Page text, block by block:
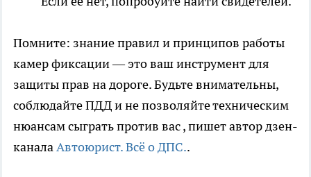
Помните: знание правил и принципов работы
камер фиксации — это ваш инструмент для
защиты прав на дороге. Будьте внимательны,
соблюдайте ПДД и не позволяйте техническим
нюансам сыграть против вас, пишет автор дзен-
каналаАвтоюрист. Всё о ДПС..